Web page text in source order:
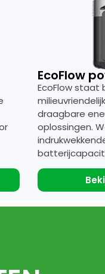
EcoFlow
EcoFlow staat
draagbare
oplossingen.